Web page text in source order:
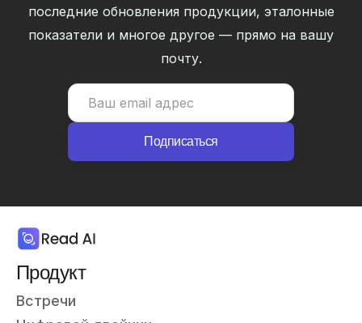
последние обновления продукции, эталонные
показатели и многое другое — прямо на вашу
почту.
Продукт
Встречи